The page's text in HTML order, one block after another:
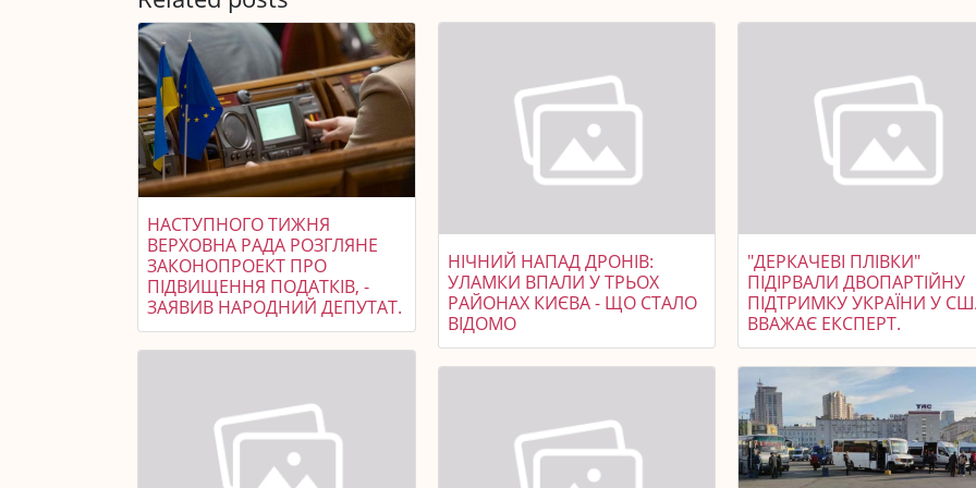
НАСТУПНОГО ТИЖНЯ
ВЕРХОВНА РАДА РОЗГЛЯНЕ
ЗАКОНОПРОЕКТ ПРО
ПІДВИЩЕННЯ ПОДАТКІВ, -
ЗАЯВИВ НАРОДНИЙ ДЕПУТАТ.
НІЧНИЙ НАПАД ДРОНІВ:
УЛАМКИ ВПАЛИ У ТРЬОХ
РАЙОНАХ КИЄВА - ЩО СТАЛО
ВІДОМО
"ДЕРКАЧЕВІ ПЛІВКИ"
ПІДІРВАЛИ ДВОПАРТІЙНУ
ПІДТРИМКУ УКРАЇНИ У
ВВАЖАЄ ЕКСПЕРТ.